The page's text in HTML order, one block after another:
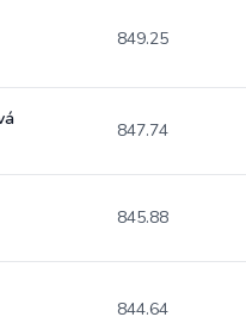
849.25
847.74
845.88
844.64